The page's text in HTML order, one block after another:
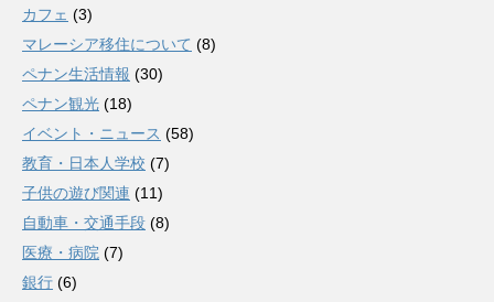
カフェ (3)
マレーシア移住について (8)
ペナン生活情報 (30)
ペナン観光 (18)
イベント・ニュース (58)
教育・日本人学校 (7)
子供の遊び関連 (11)
自動車・交通手段 (8)
医療・病院 (7)
銀行 (6)